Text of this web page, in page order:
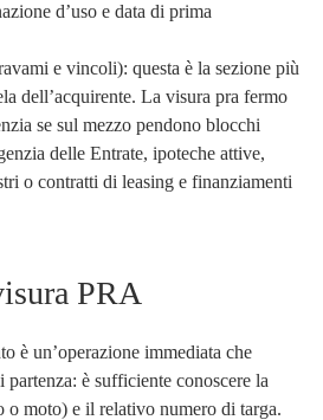
d’uso e data di prima
e vincoli): questa è la sezione più
dell’acquirente. La visura pra fermo
se sul mezzo pendono blocchi
delle Entrate, ipoteche attive,
o contratti di leasing e finanziamenti
PRA
è un’operazione immediata che
è sufficiente conoscere la
moto) e il relativo numero di targa.